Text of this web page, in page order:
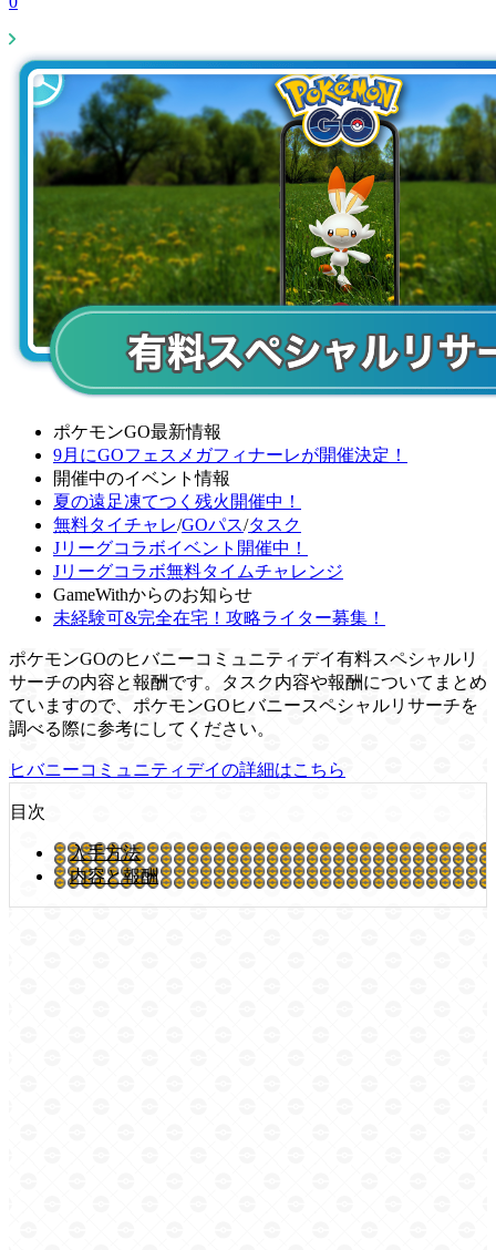
ポケモンGO最新情報
9月にGOフェスメガフィナーレが開催決定！
開催中のイベント情報
夏の遠足凍てつく残火開催中！
無料タイチャレ/GOパス/タスク
Jリーグコラボイベント開催中！
Jリーグコラボ無料タイムチャレンジ
GameWithからのお知らせ
未経験可&完全在宅！攻略ライター募集！
ポケモンGOのヒバニーコミュニティデイ有料スペシャルリ
サーチの内容と報酬です。タスク内容や報酬についてまとめ
ていますので、ポケモンGOヒバニースペシャルリサーチを
調べる際に参考にしてください。
ヒバニーコミュニティデイの詳細はこちら
目次
入手方法
内容と報酬